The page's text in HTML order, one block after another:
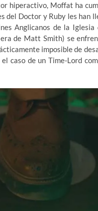
hiperactivo, Moffat ha
del Doctor y Ruby les han
Anglicanos de la
de Matt Smith) se
imposible de
caso de un Time-Lord